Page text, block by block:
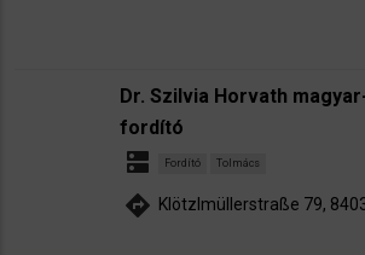
Dr. Szilvia Horvath
fordító
dns Fordító Tolmács
directions Klötzlmüllerstraße 79,